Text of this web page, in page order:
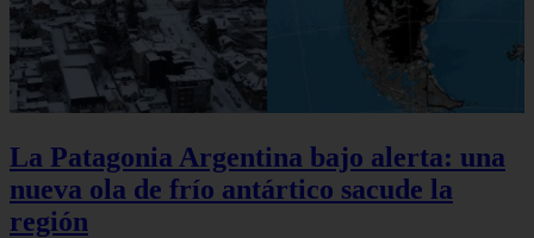
La Patagonia Argentina bajo alerta: una
nueva ola de frío antártico sacude la
región